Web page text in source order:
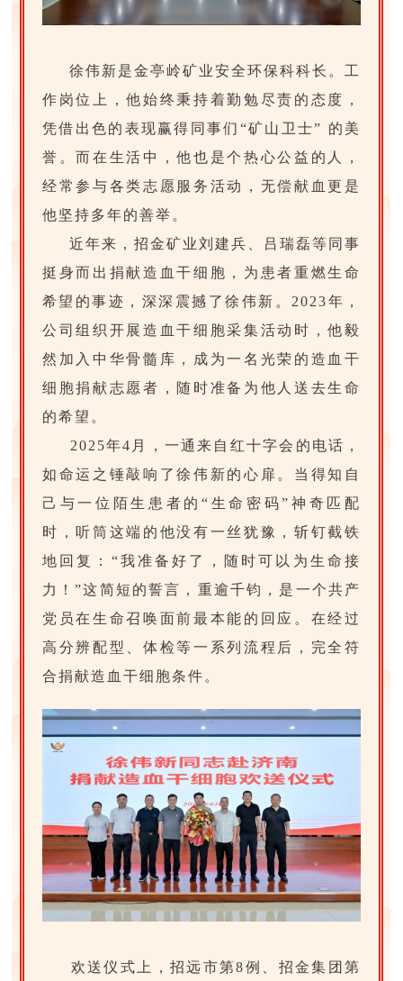
徐伟新是金亭岭矿业安全环保科科长。工
作岗位上，他始终秉持着勤勉尽责的态度，
凭借出色的表现赢得同事们“矿山卫士” 的美
誉。而在生活中，他也是个热心公益的人，
经常参与各类志愿服务活动，无偿献血更是
他坚持多年的善举。
近年来，招金矿业刘建兵、吕瑞磊等同事
挺身而出捐献造血干细胞，为患者重燃生命
希望的事迹，深深震撼了徐伟新。2023年，
公司组织开展造血干细胞采集活动时，他毅
然加入中华骨髓库，成为一名光荣的造血干
细胞捐献志愿者，随时准备为他人送去生命
的希望。
2025年4月，一通来自红十字会的电话，
如命运之锤敲响了徐伟新的心扉。当得知自
己与一位陌生患者的“生命密码”神奇匹配
时，听筒这端的他没有一丝犹豫，斩钉截铁
地回复：“我准备好了，随时可以为生命接
力！”这简短的誓言，重逾千钧，是一个共产
党员在生命召唤面前最本能的回应。在经过
高分辨配型、体检等一系列流程后，完全符
合捐献造血干细胞条件。
欢送仪式上，招远市第8例、招金集团第